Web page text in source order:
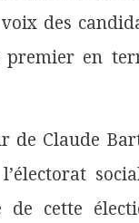
des
en
de Claude
de cette